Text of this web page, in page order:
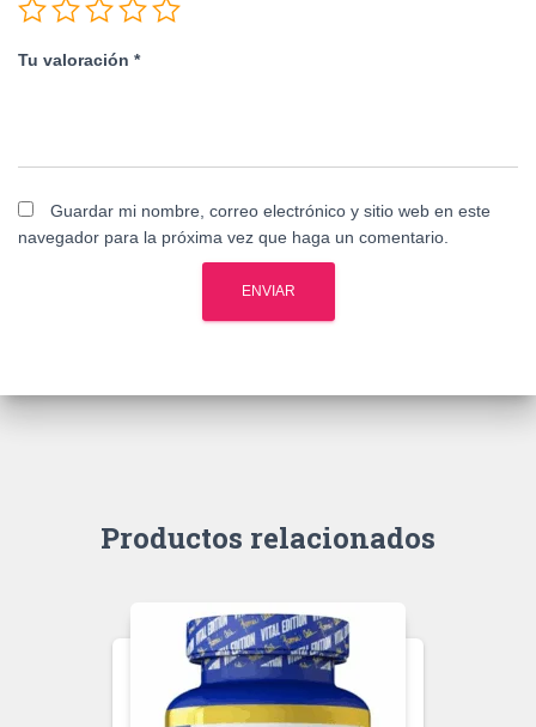
Tu valoración *
Guardar mi nombre, correo electrónico y sitio web en este
navegador para la próxima vez que haga un comentario.
Productos relacionados